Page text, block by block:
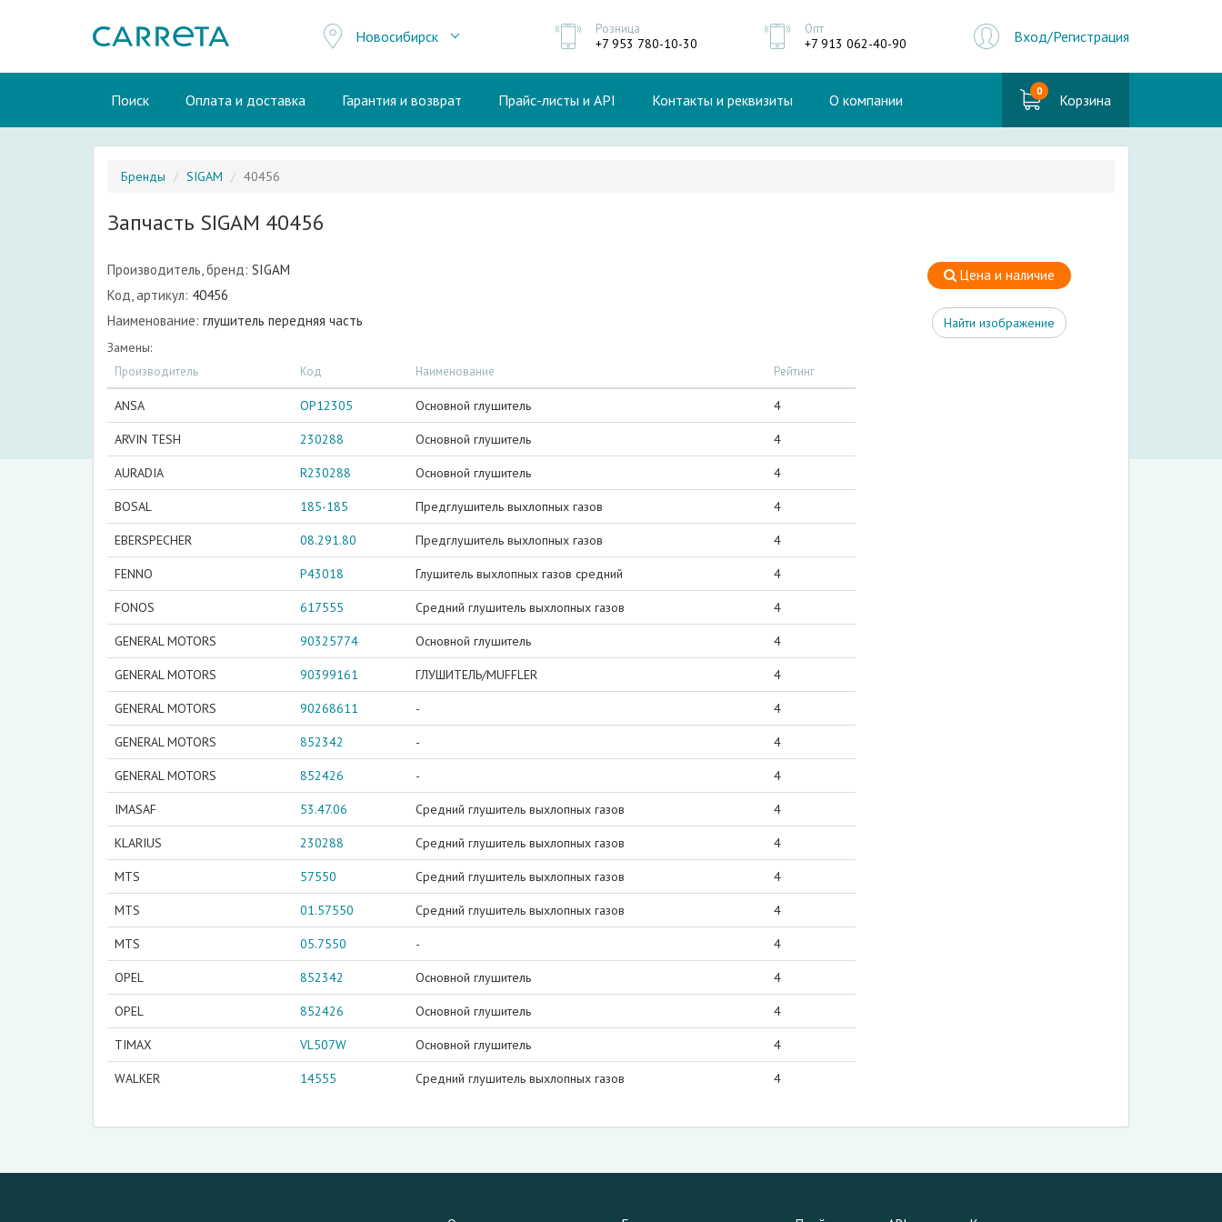
Новосибирск Розница
+7 953 780-10-30
Опт
+7 913 062-40-90 Вход/Регистрация
Поиск Оплата и доставка Гарантия и возврат Прайс-листы и API Контакты и реквизиты О компании 0 Корзина
Бренды SIGAM 40456
Запчасть SIGAM 40456
Производитель, бренд: SIGAM
Код, артикул: 40456
Наименование: глушитель передняя часть
Замены:
Производитель Код Наименование Рейтинг
ANSA OP12305 Основной глушитель 4
ARVIN TESH 230288 Основной глушитель 4
AURADIA R230288 Основной глушитель 4
BOSAL 185-185 Предглушитель выхлопных газов 4
EBERSPECHER 08.291.80 Предглушитель выхлопных газов 4
FENNO P43018 Глушитель выхлопных газов средний 4
FONOS 617555 Средний глушитель выхлопных газов 4
GENERAL MOTORS 90325774 Основной глушитель 4
GENERAL MOTORS 90399161 ГЛУШИТЕЛЬ/MUFFLER 4
GENERAL MOTORS 90268611 - 4
GENERAL MOTORS 852342 - 4
GENERAL MOTORS 852426 - 4
IMASAF 53.47.06 Средний глушитель выхлопных газов 4
KLARIUS 230288 Средний глушитель выхлопных газов 4
MTS 57550 Средний глушитель выхлопных газов 4
MTS 01.57550 Средний глушитель выхлопных газов 4
MTS 05.7550 - 4
OPEL 852342 Основной глушитель 4
OPEL 852426 Основной глушитель 4
TIMAX VL507W Основной глушитель 4
WALKER 14555 Средний глушитель выхлопных газов 4
Цена и наличие
Найти изображение